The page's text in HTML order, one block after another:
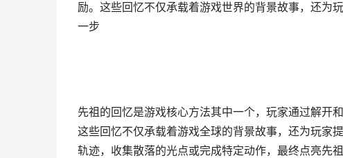
励。这些回忆不仅承载着游戏世界的背景故事，还为
一步
先祖 的回忆是游戏核心方法其中一个，玩家通过解开
这些回忆不仅承载着游戏全球的背景故事，还为玩家
轨迹，收集散落的光点或完成特定动作，最终点亮先